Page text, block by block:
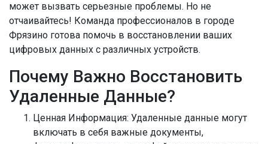
может вызвать серьезные проблемы. Но не
отчаивайтесь! Команда профессионалов в городе
Фрязино готова помочь в восстановлении ваших
цифровых данных с различных устройств.
Почему Важно Восстановить
Удаленные Данные?
Ценная Информация: Удаленные данные могут
включать в себя важные документы,